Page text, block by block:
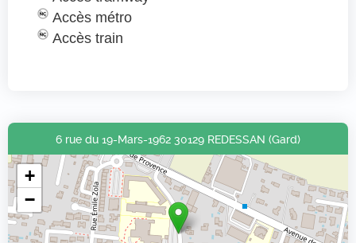
Accès métro
Accès train
6 rue du 19-Mars-1962 30129 REDESSAN (Gard)
+
−